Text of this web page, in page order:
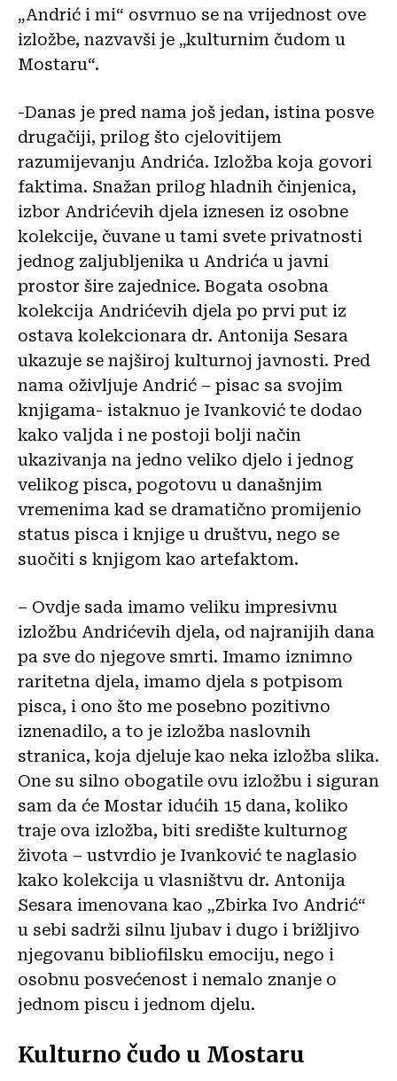
„Andrić i mi“ osvrnuo se na vrijednost ove
izložbe, nazvavši je „kulturnim čudom u
Mostaru“.
-Danas je pred nama još jedan, istina posve
drugačiji, prilog što cjelovitijem
razumijevanju Andrića. Izložba koja govori
faktima. Snažan prilog hladnih činjenica,
izbor Andrićevih djela iznesen iz osobne
kolekcije, čuvane u tami svete privatnosti
jednog zaljubljenika u Andrića u javni
prostor šire zajednice. Bogata osobna
kolekcija Andrićevih djela po prvi put iz
ostava kolekcionara dr. Antonija Sesara
ukazuje se najširoj kulturnoj javnosti. Pred
nama oživljuje Andrić – pisac sa svojim
knjigama- istaknuo je Ivanković te dodao
kako valjda i ne postoji bolji način
ukazivanja na jedno veliko djelo i jednog
velikog pisca, pogotovu u današnjim
vremenima kad se dramatično promijenio
status pisca i knjige u društvu, nego se
suočiti s knjigom kao artefaktom.
– Ovdje sada imamo veliku impresivnu
izložbu Andrićevih djela, od najranijih dana
pa sve do njegove smrti. Imamo iznimno
raritetna djela, imamo djela s potpisom
pisca, i ono što me posebno pozitivno
iznenadilo, a to je izložba naslovnih
stranica, koja djeluje kao neka izložba slika.
One su silno obogatile ovu izložbu i siguran
sam da će Mostar idućih 15 dana, koliko
traje ova izložba, biti središte kulturnog
života – ustvrdio je Ivanković te naglasio
kako kolekcija u vlasništvu dr. Antonija
Sesara imenovana kao „Zbirka Ivo Andrić“
u sebi sadrži silnu ljubav i dugo i brižljivo
njegovanu bibliofilsku emociju, nego i
osobnu posvećenost i nemalo znanje o
jednom piscu i jednom djelu.
Kulturno čudo u Mostaru